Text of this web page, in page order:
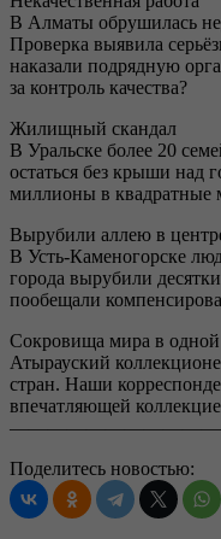
В Алматы обрушилась
Проверка выявила
наказали подрядную
за контроль качества?
Жилищный скандал
В Уральске более 20
остаться без крыши
миллионы в квадратные
Вырубили аллею в
В Усть-Каменогорске
города вырубили
пообещали
Сокровища мира в одной
Атырауский
стран. Наши
впечатляющей
Поделитесь новостью: